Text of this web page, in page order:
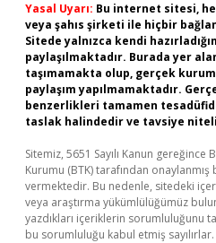
Yasal Uyarı: Bu internet sitesi,
veya şahıs şirketi ile hiçbir
Sitede yalnızca kendi
paylaşılmaktadır. Burada yer
taşımamakta olup, gerçek
paylaşım yapılmamaktadır.
benzerlikleri tamamen
taslak halindedir ve tavsiye
Sitemiz, 5651 Sayılı Kanun
Kurumu (BTK) tarafından onaylanmış
vermektedir. Bu nedenle, sitedeki
veya araştırma yükümlülüğümüz
yazdıkları içeriklerin sorumluluğunu
bu sorumluluğu kabul etmiş sayılırlar.